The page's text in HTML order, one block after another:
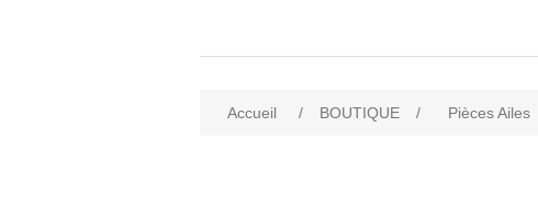
Accueil / BOUTIQUE / Pièces Ailes